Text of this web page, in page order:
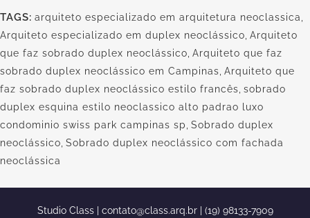
TAGS: arquiteto especializado em arquitetura neoclassica
Arquiteto especializado em duplex neoclássico Arquiteto
que faz sobrado duplex neoclássico Arquiteto que faz
sobrado duplex neoclássico em Campinas Arquiteto que
faz sobrado duplex neoclássico estilo francês sobrado
duplex esquina estilo neoclassico alto padrao luxo
condominio swiss park campinas sp Sobrado duplex
neoclássico Sobrado duplex neoclássico com fachada
neoclássica
Studio Class | contato@class.arq.br| (19) 98133-7909